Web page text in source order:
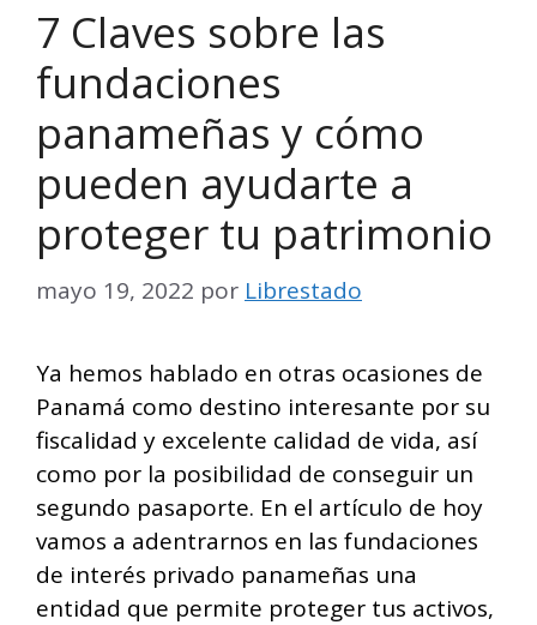
7 Claves sobre las
fundaciones
panameñas y cómo
pueden ayudarte a
proteger tu patrimonio
mayo 19, 2022 por Librestado
Ya hemos hablado en otras ocasiones de
Panamá como destino interesante por su
fiscalidad y excelente calidad de vida, así
como por la posibilidad de conseguir un
segundo pasaporte. En el artículo de hoy
vamos a adentrarnos en las fundaciones
de interés privado panameñas una
entidad que permite proteger tus activos,